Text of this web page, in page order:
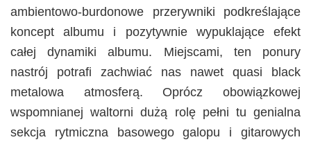
ambientowo-burdonowe przerywniki podkreślające
koncept albumu i pozytywnie wypuklające efekt
całej dynamiki albumu. Miejscami, ten ponury
nastrój potrafi zachwiać nas nawet quasi black
metalowa atmosferą. Oprócz obowiązkowej
wspomnianej waltorni dużą rolę pełni tu genialna
sekcja rytmiczna basowego galopu i gitarowych